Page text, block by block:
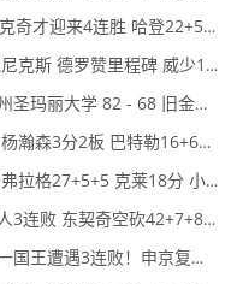
2026年01月15日 快船27罚全进力克奇才迎来4连胜 哈登22+5+8 伦纳德33分4断
2026年01月15日 国王3人20+力克尼克斯 德罗赞里程碑 威少11助 布伦森伤退
2026年01月14日 NCAA常规赛 加州圣玛丽大学 82 - 68 旧金山大学 全场集锦
2026年01月14日 勇士大胜开拓者 杨瀚森3分2板 巴特勒16+6+5 库里9中2送11助
2026年01月13日 独行侠力克篮网 弗拉格27+5+5 克莱18分 小波特28+9
2026年01月13日 国王背靠背送湖人3连败 东契奇空砍42+7+8+4断 威少22+5+7
2026年01月12日 火箭不敌西部倒一国王遭遇3连败！申京复出19+9 阿门31+13+6